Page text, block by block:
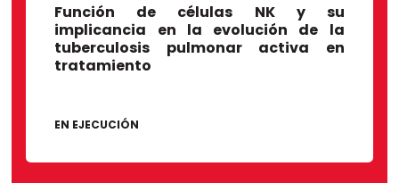
Función de células NK y su
implicancia en la evolución de la
tuberculosis pulmonar activa en
tratamiento
EN EJECUCIÓN